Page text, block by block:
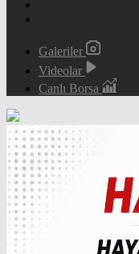
Galeriler
Videolar
Canlı Borsa